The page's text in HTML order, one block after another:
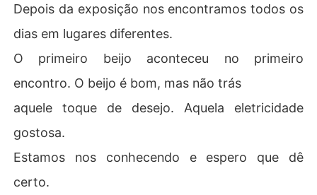
Depois da exposição nos encontramos todos os
dias em lugares diferentes.
O primeiro beijo aconteceu no primeiro
encontro. O beijo é bom, mas não trás
aquele toque de desejo. Aquela eletricidade
gostosa.
Estamos nos conhecendo e espero que dê
certo.